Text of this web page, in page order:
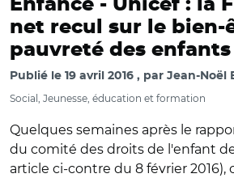
Enfance - Unicef : la
net recul sur le bien-
pauvreté des enfants
Publié le 19 avril 2016 par Jean-Noël
Social, Jeunesse, éducation et formation
Quelques semaines après le
du comité des droits de l'enfant
article ci-contre du 8 février 2016),